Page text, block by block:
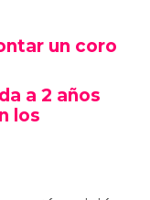
un coro
a 2 años
los